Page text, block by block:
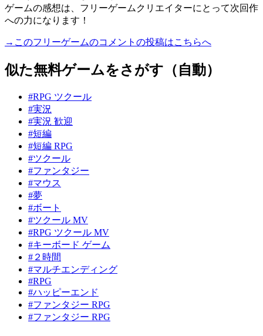
ゲームの感想は、フリーゲームクリエイターにとって次回作
への力になります！
→このフリーゲームのコメントの投稿はこちらへ
似た無料ゲームをさがす（自動）
#RPG ツクール
#実況
#実況 歓迎
#短編
#短編 RPG
#ツクール
#ファンタジー
#マウス
#夢
#ボート
#ツクール MV
#RPG ツクール MV
#キーボード ゲーム
#２時間
#マルチエンディング
#RPG
#ハッピーエンド
#ファンタジー RPG
#ファンタジー RPG